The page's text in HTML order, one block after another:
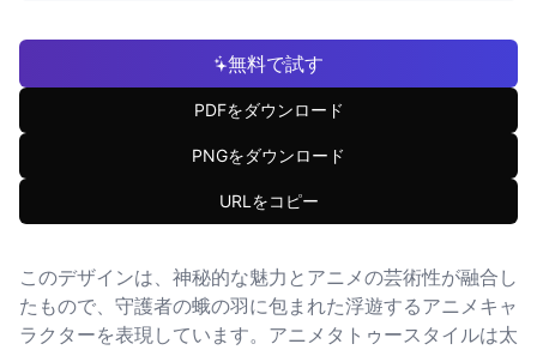
無料で試す
PDFをダウンロード
PNGをダウンロード
URLをコピー
このデザインは、神秘的な魅力とアニメの芸術性が融合し
たもので、守護者の蛾の羽に包まれた浮遊するアニメキャ
ラクターを表現しています。アニメタトゥースタイルは太